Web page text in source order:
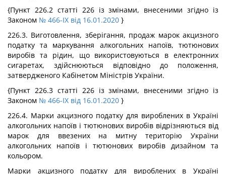
{Пункт 226.2 статті 226 із змінами, внесеними згідно із
Законом № 466-IX від 16.01.2020 }
226.3. Виготовлення, зберігання, продаж марок акцизного
податку та маркування алкогольних напоїв, тютюнових
виробів та рідин, що використовуються в електронних
сигаретах, здійснюються відповідно до положення,
затвердженого Кабінетом Міністрів України.
{Пункт 226.3 статті 226 із змінами, внесеними згідно із
Законом № 466-IX від 16.01.2020 }
226.4. Марки акцизного податку для вироблених в Україні
алкогольних напоїв і тютюнових виробів відрізняються від
марок для ввезених на митну територію України
алкогольних напоїв і тютюнових виробів дизайном та
кольором.
Марки акцизного податку для вироблених в Україні